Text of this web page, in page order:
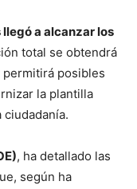
a alcanzar los
total se obtendrá
posibles
la plantilla
, ha detallado las
según ha